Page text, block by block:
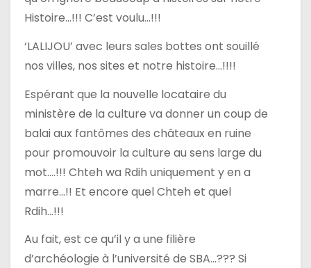
Histoire…!!! C’est voulu…!!!
‘LALIJOU’ avec leurs sales bottes ont souillé
nos villes, nos sites et notre histoire…!!!!
Espérant que la nouvelle locataire du
ministère de la culture va donner un coup de
balai aux fantômes des châteaux en ruine
pour promouvoir la culture au sens large du
mot….!!! Chteh wa Rdih uniquement y en a
marre…!! Et encore quel Chteh et quel
Rdih…!!!
Au fait, est ce qu’il y a une filière
d’archéologie à l’université de SBA…??? Si